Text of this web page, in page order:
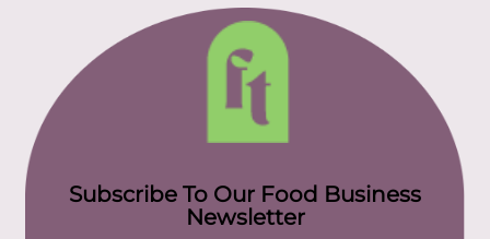
Subscribe To Our Food Business
Newsletter